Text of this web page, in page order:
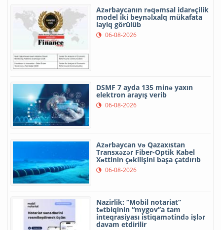
Azərbaycanın rəqəmsal idarəçilik
model iki beynəlxalq mükafata
layiq görülüb
06-08-2026
DSMF 7 ayda 135 minə yaxın
elektron arayış verib
06-08-2026
Azərbaycan və Qazaxıstan
Transxəzər Fiber-Optik Kabel
Xəttinin çəkilişini başa çatdırıb
06-08-2026
Nazirlik: “Mobil notariat”
tətbiqinin “mygov”a tam
inteqrasiyası istiqamətində işlər
davam etdirilir